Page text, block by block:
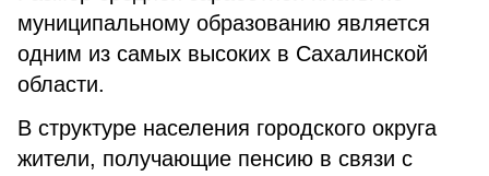
муниципальному образованию является
одним из самых высоких в Сахалинской
области.
В структуре населения городского округа
жители, получающие пенсию в связи с